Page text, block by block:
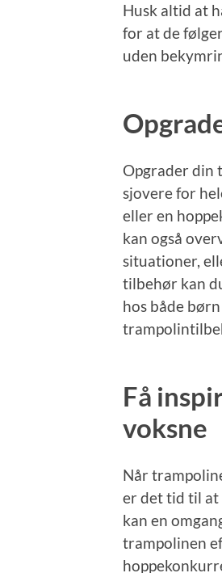
Husk altid at
for at de
uden
Opgrader din
sjovere for
eller en
kan også
situationer,
tilbehør kan
hos både
Få
voksne
Når
er det tid til at
kan en
trampolinen